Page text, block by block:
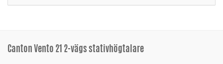
Canton Vento 21 2-vägs stativhögtalare